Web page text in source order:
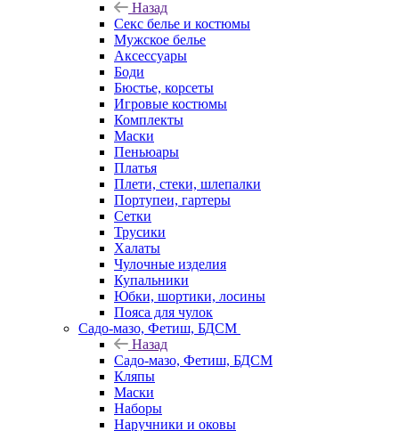
Назад
Секс белье и костюмы
Мужское белье
Аксессуары
Боди
Бюстье, корсеты
Игровые костюмы
Комплекты
Маски
Пеньюары
Платья
Плети, стеки, шлепалки
Портупеи, гартеры
Сетки
Трусики
Халаты
Чулочные изделия
Купальники
Юбки, шортики, лосины
Пояса для чулок
Садо-мазо, Фетиш, БДСМ
Назад
Садо-мазо, Фетиш, БДСМ
Кляпы
Маски
Наборы
Наручники и оковы